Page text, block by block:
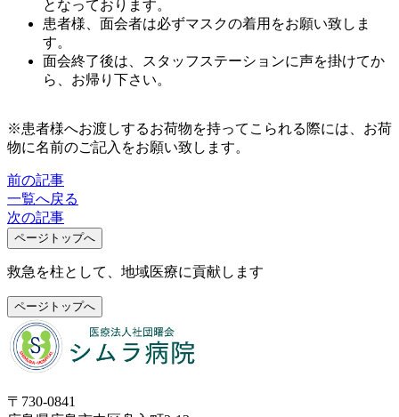
となっております。
患者様、面会者は必ずマスクの着用をお願い致しま
す。
面会終了後は、スタッフステーションに声を掛けてか
ら、お帰り下さい。
※患者様へお渡しするお荷物を持ってこられる際には、お荷
物に名前のご記入をお願い致します。
前の記事
一覧へ戻る
次の記事
ページトップへ
救急を柱として、地域医療に貢献します
ページトップへ
〒730-0841